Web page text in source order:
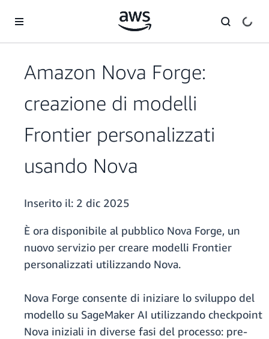
Amazon Nova Forge:
creazione di modelli
Frontier personalizzati
usando Nova
Inserito il: 2 dic 2025
È ora disponibile al pubblico Nova Forge, un
nuovo servizio per creare modelli Frontier
personalizzati utilizzando Nova.
Nova Forge consente di iniziare lo sviluppo del
modello su SageMaker AI utilizzando checkpoint
Nova iniziali in diverse fasi del processo: pre-